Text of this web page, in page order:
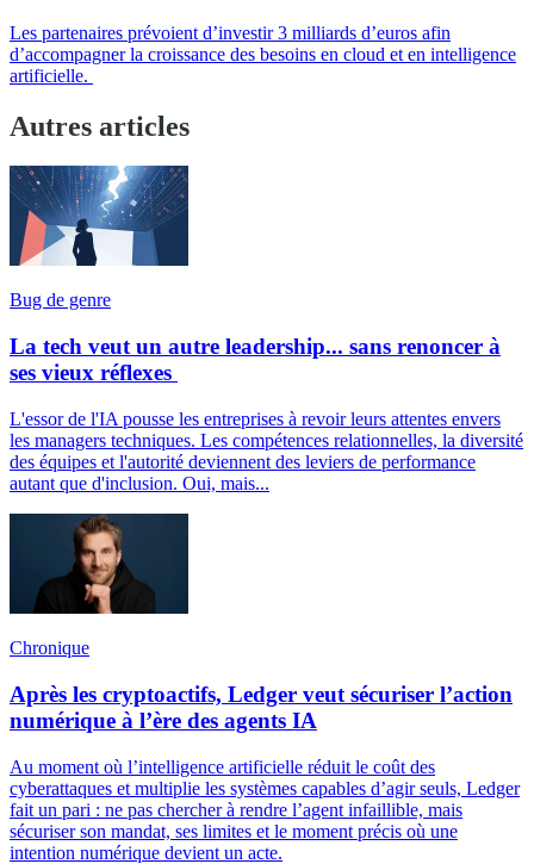
Les partenaires prévoient d’investir 3 milliards d’euros afin
d’accompagner la croissance des besoins en cloud et en intelligence
artificielle.
Autres articles
Bug de genre
La tech veut un autre leadership... sans renoncer à
ses vieux réflexes
L'essor de l'IA pousse les entreprises à revoir leurs attentes envers
les managers techniques. Les compétences relationnelles, la diversité
des équipes et l'autorité deviennent des leviers de performance
autant que d'inclusion. Oui, mais...
Chronique
Après les cryptoactifs, Ledger veut sécuriser l’action
numérique à l’ère des agents IA
Au moment où l’intelligence artificielle réduit le coût des
cyberattaques et multiplie les systèmes capables d’agir seuls, Ledger
fait un pari : ne pas chercher à rendre l’agent infaillible, mais
sécuriser son mandat, ses limites et le moment précis où une
intention numérique devient un acte.